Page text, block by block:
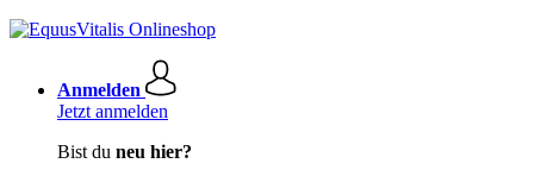
Anmelden
Jetzt anmelden
Bist du neu hier?